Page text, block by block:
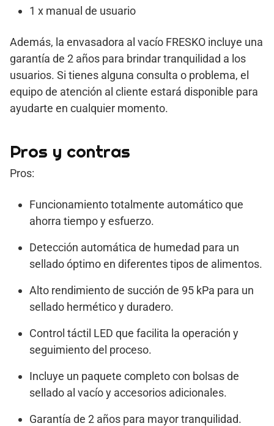
1 x manual de usuario
Además, la envasadora al vacío FRESKO incluye una
garantía de 2 años para brindar tranquilidad a los
usuarios. Si tienes alguna consulta o problema, el
equipo de atención al cliente estará disponible para
ayudarte en cualquier momento.
Pros y contras
Pros:
Funcionamiento totalmente automático que
ahorra tiempo y esfuerzo.
Detección automática de humedad para un
sellado óptimo en diferentes tipos de alimentos.
Alto rendimiento de succión de 95 kPa para un
sellado hermético y duradero.
Control táctil LED que facilita la operación y
seguimiento del proceso.
Incluye un paquete completo con bolsas de
sellado al vacío y accesorios adicionales.
Garantía de 2 años para mayor tranquilidad.